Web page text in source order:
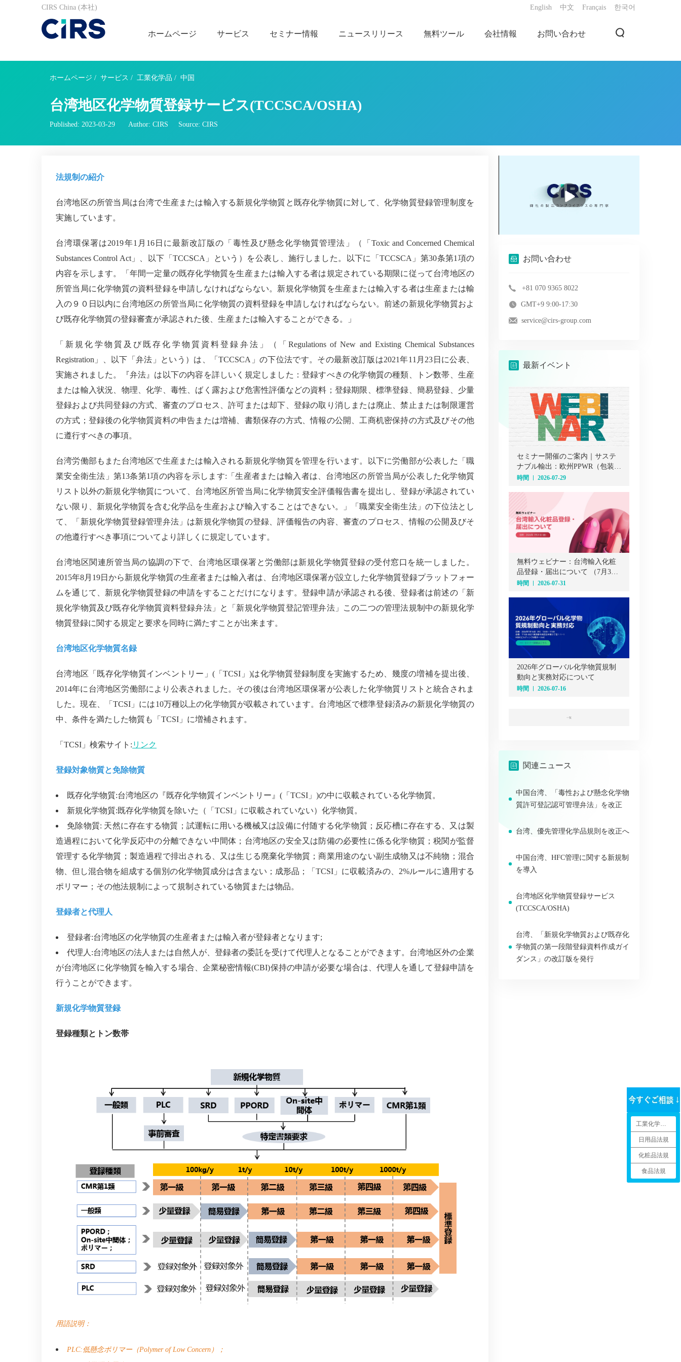
CIRS China (本社) English 中文 Français 한국어
ホームページ サービス セミナー情報 ニュースリリース 無料ツール 会社情報 お問い合わせ
ホームページ / サービス / 工業化学品 / 中国
台湾地区化学物質登録サービス(TCCSCA/OSHA)
Published: 2023-03-29 Author: CIRS Source: CIRS
法規制の紹介
台湾地区の所管当局は台湾で生産または輸入する新規化学物質と既存化学物質に対して、化学物質登録管理制度を
実施しています。
台湾環保署は2019年1 月 16日に最新改訂版の「毒性及び懸念化学物質管理法」（「 Toxic and Concerned Chemical
Substances Control Act」、以下「 TCCSCA 」という）を公表し、施行しました。以下に「TCCSCA 」第30条第1 項の
内容を示します。「年間一定量の既存化学物質を生産または輸入する者は規定されている期限に従って台湾地区の
所管当局に化学物質の資料登録を申請しなければならない。新規化学物質を生産または輸入する者は生産または輸
入の９０日以内に台湾地区の所管当局に化学物質の資料登録を申請しなければならない。前述の新規化学物質およ
び既存化学物質の登録審査が承認された後、生産または輸入することができる。」
「新規化学物質及び既存化学物質資料登録弁法」（「Regulations of New and Existing Chemical Substances
Registration 」、以下「弁法」という）は、「TCCSCA 」の下位法です。その最新改訂版は2021年11 月 23 日に公表、
実施されました。『弁法』は以下の内容を詳しいく規定しました：登録すべきの化学物質の種類、トン数帯、生産
または輸入状況、物理、化学、毒性、ばく露および危害性評価などの資料；登録期限、標準登録、簡易登録、少量
登録および共同登録の方式、審査のプロセス、許可または却下、登録の取り消しまたは廃止、禁止または制限運営
の方式；登録後の化学物質資料の申告または増補、書類保存の方式、情報の公開、工商机密保持の方式及びその他
に遵行すべきの事項。
台湾労働部もまた台湾地区で生産または輸入される新規化学物質を管理を行います。以下に労働部が公表した「職
業安全衛生法」第13条第1項の内容を示します: 「生産者または輸入者は、台湾地区の所管当局が公表した化学物質
リスト以外の新規化学物質について、台湾地区所管当局に化学物質安全評価報告書を提出し、登録が承認されてい
ない限り、新規化学物質を含む化学品を生産および輸入することはできない。」「職業安全衛生法」の下位法とし
て、「新規化学物質登録管理弁法」は新規化学物質の登録、評価報告の内容、審査のプロセス、情報の公開及びそ
の他遵行すべき事項についてより詳しくに規定しています。
台湾地区関連所管当局の協調の下で、台湾地区環保署と労働部は新規化学物質登録の受付窓口を統一しました。
2015年8月 19日から新規化学物質の生産者または輸入者は、台湾地区環保署が設立した化学物質登録プラットフォー
ムを通じて、新規化学物質登録の申請をすることだけになります。登録申請が承認される後、登録者は前述の「新
規化学物質及び既存化学物質資料登録弁法」と「新規化学物質登記管理弁法」この二つの管理法規制中の新規化学
物質登録に関する規定と要求を同時に満たすことが出来ます。
台湾地区化学物質名録
台湾地区「既存化学物質インベントリー」 (「TCSI 」)は化学物質登録制度を実施するため、幾度の増補を提出後、
2014年に台湾地区労働部により公表されました。その後は台湾地区環保署が公表した化学物質リストと統合されま
した。現在、「 TCSI 」には10万種以上の化学物質が収載されています。台湾地区で標準登録済みの新規化学物質の
中、条件を満たした物質も「 TCSI 」に増補されます。
「 TCSI 」検索サイト : リンク
登録対象物質と免除物質
既存化学物質:台湾地区の『既存化学物質インベントリー』 ( 「 TCSI 」 )の中に収載されている化学物質。
新規化学物質:既存化学物質を除いた（「 TCSI 」に収載されていない）化学物質。
免除物質: 天然に存在する物質；試運転に用いる機械又は設備に付随する化学物質；反応槽に存在する、又は製
造過程において化学反応中の分離できない中間体；台湾地区の安全又は防備の必要性に係る化学物質；税関が監督
管理する化学物質；製造過程で排出される、又は生じる廃棄化学物質；商業用途のない副生成物又は不純物；混合
物、但し混合物を組成する個別の化学物質成分は含まない；成形品；「TCSI 」に収載済みの、 2%ルールに適用する
ポリマー；その他法規制によって規制されている物質または物品。
登録者と代理人
登録者:台湾地区の化学物質の生産者または輸入者が登録者となります;
代理人 :台湾地区の法人または自然人が、登録者の委託を受けて代理人となることができます。台湾地区外の企業
が台湾地区に化学物質を輸入する場合、企業秘密情報(CBI)保持の申請が必要な場合は、代理人を通して登録申請を
行うことができます。
新規化学物質登録
登録種類とトン数帯
用語説明：
PLC:低懸念ポリマー（Polymer of Low Concern ）；
播
放
お問い合わせ
+81 070 9365 8022
GMT+9 9:00-17:30
service@cirs-group.com
最新イベント
セミナー開催のご案内｜サステ
ナブル輸出：欧州PPWR（包装・
包装廃棄物規則）オンラインセ
時間 2026-07-29
無料ウェビナー：台湾輸入化粧
品登録・届出について （7月31
日）
時間 2026-07-31
2026年グローバル化学物質規制
動向と実務対応について
時間 2026-07-16
一覧
関連ニュース
中国台湾、「毒性および懸念化学物
質許可登記認可管理弁法」を改正
台湾、優先管理化学品規則を改正へ
中国台湾、HFC管理に関する新規制
を導入
台湾地区化学物質登録サービス
(TCCSCA/OSHA)
台湾、「新規化学物質および既存化
学物質の第一段階登録資料作成ガイ
ダンス」の改訂版を発行
工業化学品法規
日用品法規
化粧品法規
食品法規